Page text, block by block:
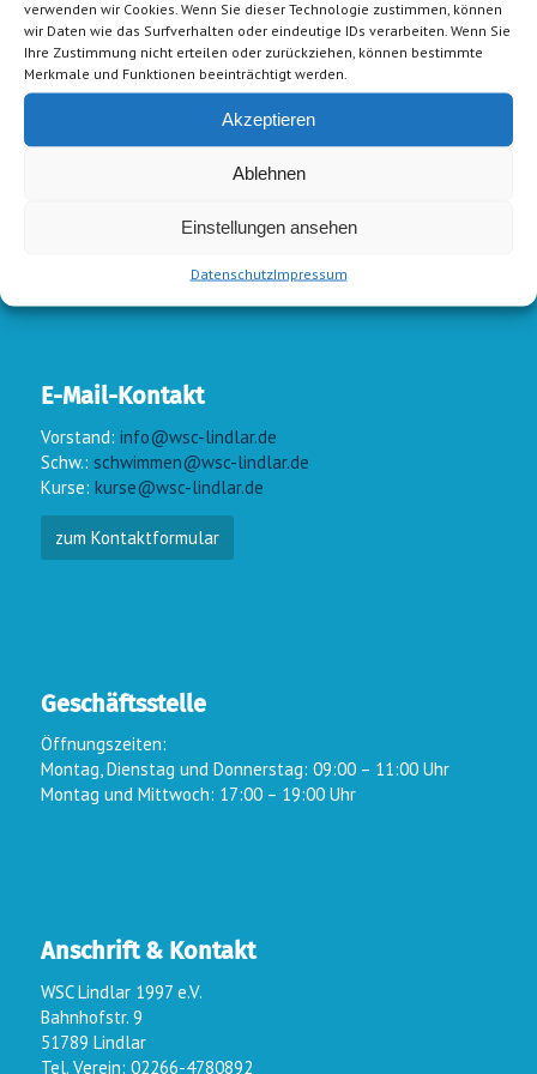
verwenden wir Cookies. Wenn Sie dieser Technologie zustimmen, können
wir Daten wie das Surfverhalten oder eindeutige IDs verarbeiten. Wenn Sie
Ihre Zustimmung nicht erteilen oder zurückziehen, können bestimmte
Merkmale und Funktionen beeinträchtigt werden.
Akzeptieren
Ablehnen
Einstellungen ansehen
DatenschutzImpressum
E-Mail-Kontakt
Vorstand: info@wsc-lindlar.de
Schw.: schwimmen@wsc-lindlar.de
Kurse: kurse@wsc-lindlar.de
zum Kontaktformular
Geschäftsstelle
Öffnungszeiten:
Montag, Dienstag und Donnerstag: 09:00 – 11:00 Uhr
Montag und Mittwoch: 17:00 – 19:00 Uhr
Anschrift & Kontakt
WSC Lindlar 1997 e.V.
Bahnhofstr. 9
51789 Lindlar
Tel. Verein: 02266-4780892